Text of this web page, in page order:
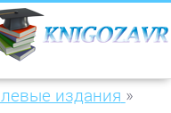
издания »